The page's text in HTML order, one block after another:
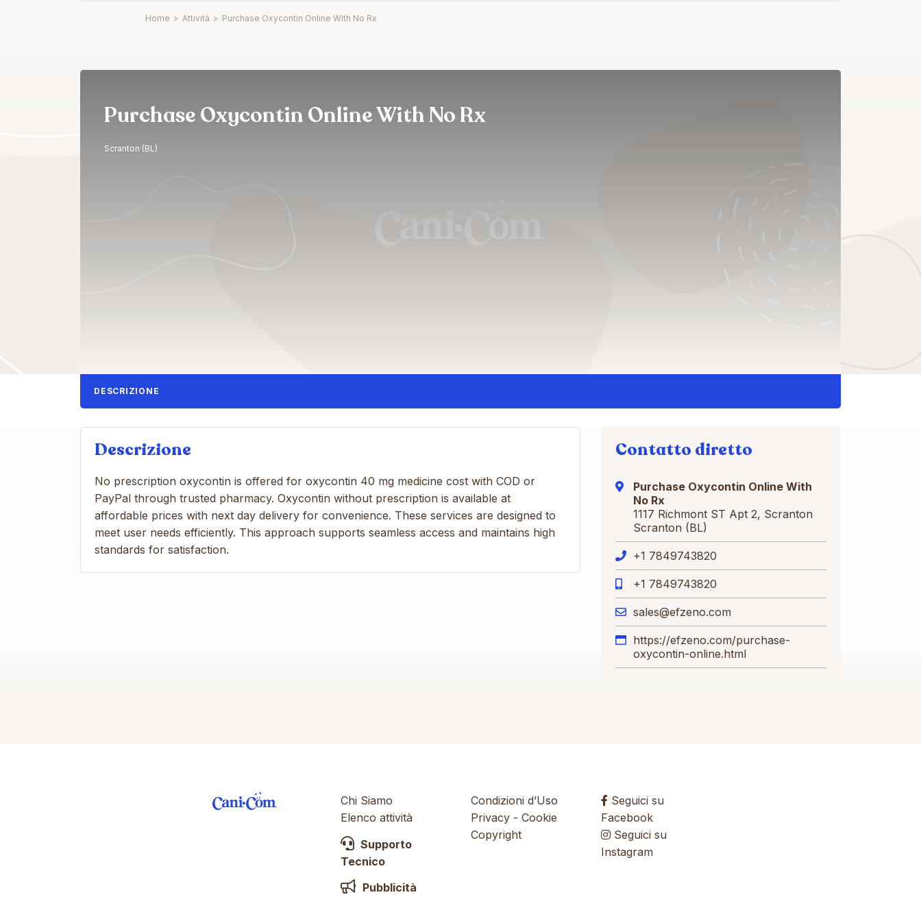
Home > Attività > Purchase Oxycontin Online With No Rx
Purchase Oxycontin Online With No Rx
Scranton (BL)
DESCRIZIONE
Descrizione
No prescription oxycontin is offered for oxycontin 40 mg medicine cost with COD or
PayPal through trusted pharmacy. Oxycontin without prescription is available at
affordable prices with next day delivery for convenience. These services are designed to
meet user needs efficiently. This approach supports seamless access and maintains high
standards for satisfaction.
Contatto diretto
Purchase Oxycontin Online With
No Rx
1117 Richmont ST Apt 2, Scranton
Scranton (BL)
+1 7849743820
+1 7849743820
sales@efzeno.com
https://efzeno.com/purchase-
oxycontin-online.html
Chi Siamo
Elenco attività
Supporto
Tecnico
Pubblicità
Condizioni d’Uso
Privacy - Cookie
Copyright
Seguici su
Facebook
Seguici su
Instagram